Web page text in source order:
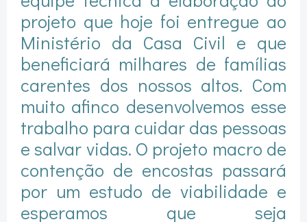
projeto que hoje foi entregue ao
Ministério da Casa Civil e que
beneficiará milhares de famílias
carentes dos nossos altos. Com
muito afinco desenvolvemos esse
trabalho para cuidar das pessoas
e salvar vidas. O projeto macro de
contenção de encostas passará
por um estudo de viabilidade e
esperamos que seja